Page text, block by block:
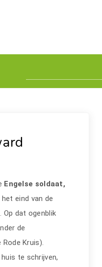
Engelse soldaat,
het eind van de
Op dat ogenblik
de
Kruis).
huis te schrijven,